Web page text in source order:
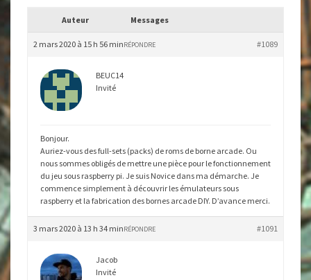
Auteur Messages
2 mars 2020 à 15 h 56 min #1089
RÉPONDRE
BEUC14
Invité
Bonjour.
Auriez-vous des full-sets (packs) de roms de borne arcade. Ou
nous sommes obligés de mettre une pièce pour le fonctionnement
du jeu sous raspberry pi. Je suis Novice dans ma démarche. Je
commence simplement à découvrir les émulateurs sous
raspberry et la fabrication des bornes arcade DIY. D’avance merci.
3 mars 2020 à 13 h 34 min #1091
RÉPONDRE
Jacob
Invité